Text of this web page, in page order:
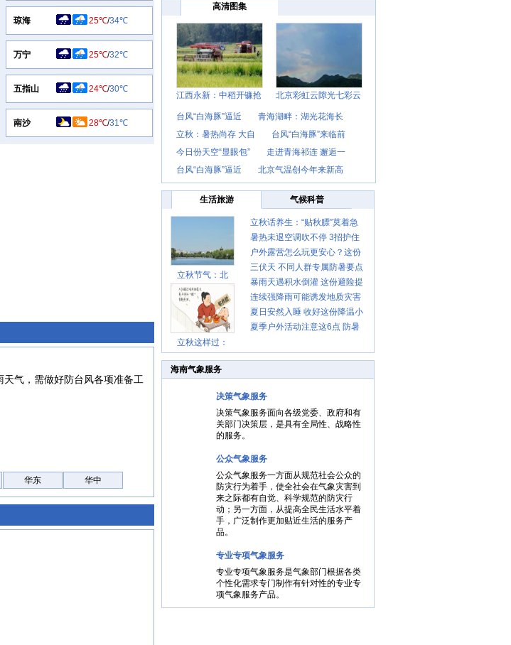
琼海 25℃/34℃
万宁 25℃/32℃
五指山 24℃/30℃
南沙 28℃/31℃
气，需做好防台风各项准备工
华东 华中
高清图集
江西永新：中稻开镰抢 北京彩虹云隙光七彩云
台风“白海豚”逼近
青海湖畔：湖光花海长
立秋：暑热尚存 大自
台风“白海豚”来临前
今日份天空“显眼包”
走进青海祁连 邂逅一
台风“白海豚”逼近
北京气温创今年来新高
生活旅游 气候科普
立秋节气：北
立秋这样过：
立秋话养生：“贴秋膘”莫着急
先清暑再防燥
暑热未退空调吹不停 3招护住
肩颈不酸痛
户外露营怎么玩更安心？这份
攻略请收好
三伏天 不同人群专属防暑要点
请收好
暴雨天遇积水倒灌 这份避险提
示请收好
连续强降雨可能诱发地质灾害
这些前兆要知道
夏日安然入睡 收好这份降温小
贴士
夏季户外活动注意这6点 防暑
海南气象服务
决策气象服务
决策气象服务面向各级党委、政府和有
关部门决策层，是具有全局性、战略性
的服务。
公众气象服务
公众气象服务一方面从规范社会公众的
防灾行为着手，使全社会在气象灾害到
来之际都有自觉、科学规范的防灾行
动；另一方面，从提高全民生活水平着
手，广泛制作更加贴近生活的服务产
品。
专业专项气象服务
专业专项气象服务是气象部门根据各类
个性化需求专门制作有针对性的专业专
项气象服务产品。